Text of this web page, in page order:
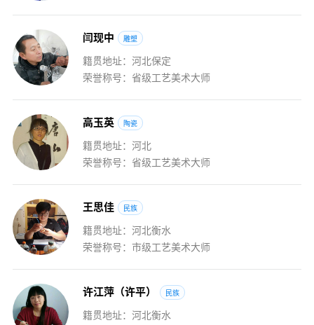
闫现中 雕塑
籍贯地址：河北保定
荣誉称号：省级工艺美术大师
高玉英 陶瓷
籍贯地址：河北
荣誉称号：省级工艺美术大师
王思佳 民族
籍贯地址：河北衡水
荣誉称号：市级工艺美术大师
许江萍（许平） 民族
籍贯地址：河北衡水